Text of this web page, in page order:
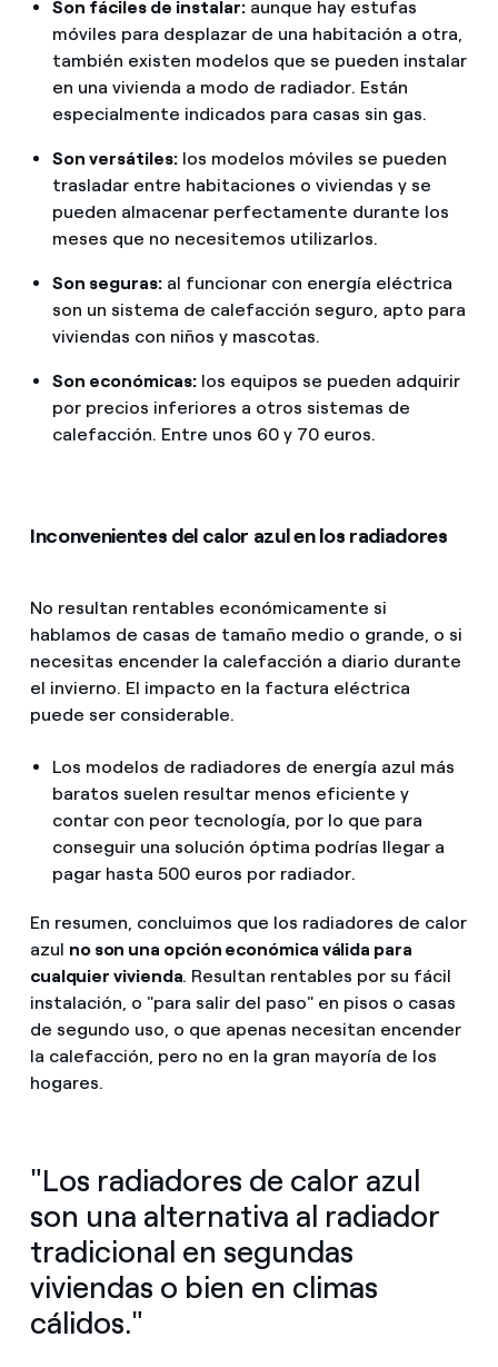
Son fáciles de instalar:aunque hay estufas
móviles para desplazar de una habitación a otra,
también existen modelos que se pueden instalar
en una vivienda a modo de radiador. Están
especialmente indicados para casas sin gas.
Son versátiles:los modelos móviles se pueden
trasladar entre habitaciones o viviendas y se
pueden almacenar perfectamente durante los
meses que no necesitemos utilizarlos.
Son seguras:al funcionar con energía eléctrica
son un sistema de calefacción seguro, apto para
viviendas con niños y mascotas.
Son económicas:los equipos se pueden adquirir
por precios inferiores a otros sistemas de
calefacción. Entre unos 60 y 70 euros.
Inconvenientes del calor azul en los radiadores
No resultan rentables económicamente si
hablamos de casas de tamaño medio o grande, o si
necesitas encender la calefacción a diario durante
el invierno. El impacto en la factura eléctrica
puede ser considerable.
Los modelos de radiadores de energía azul más
baratos suelen resultar menos eficiente y
contar con peor tecnología, por lo que para
conseguir una solución óptima podrías llegar a
pagar hasta 500 euros por radiador.
En resumen, concluimos que los radiadores de calor
azul no son una opción económica válida para
cualquier vivienda. Resultan rentables por su fácil
instalación, o "para salir del paso" en pisos o casas
de segundo uso, o que apenas necesitan encender
la calefacción, pero no en la gran mayoría de los
hogares.
"Los radiadores de calor azul
son una alternativa al radiador
tradicional en segundas
viviendas o bien en climas
cálidos."